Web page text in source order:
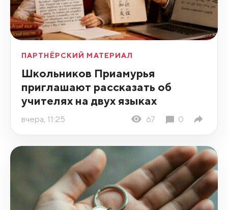
ПАРТНЁРСКИЙ МАТЕРИАЛ
Школьников Приамурья
приглашают рассказать об
учителях на двух языках
вчера, 11:25 67 0